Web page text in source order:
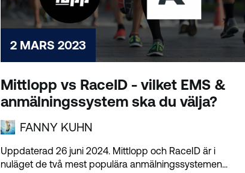
2 MARS 2023
Mittlopp vs RaceID - vilket EMS &
anmälningssystem ska du välja?
FANNY KUHN
Uppdaterad 26 juni 2024. Mittlopp och RaceID är i
nuläget de två mest populära anmälningssystemen...